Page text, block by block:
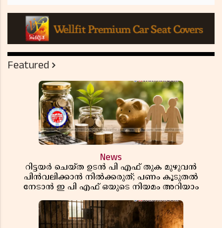
Featured
News
റിട്ടയർ ചെയ്ത ഉടൻ പി എഫ് തുക മുഴുവൻ
പിൻവലിക്കാൻ നിൽക്കരുത്; പണം കൂടുതൽ
നേടാൻ ഇ പി എഫ് ഒയുടെ നിയമം അറിയാം